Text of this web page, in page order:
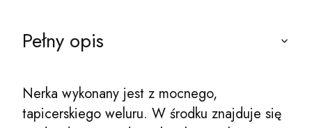
Pełny opis
Nerka wykonany jest z mocnego,
tapicerskiego weluru. W środku znajduje się